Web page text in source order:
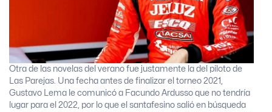
Otra de las novelas del verano fue justamente la del piloto de
Las Parejas. Una fecha antes de finalizar el torneo 2021,
Gustavo Lema le comunicó a Facundo Ardusso que no tendría
lugar para el 2022, por lo que el santafesino salió en búsqueda